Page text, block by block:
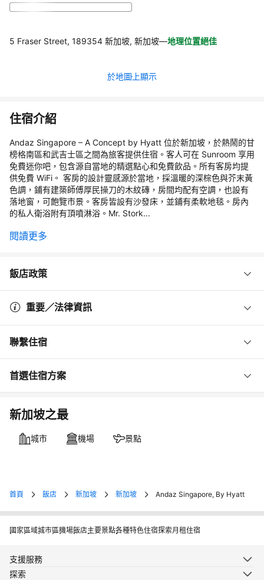
5 Fraser Street, 189354 新加坡, 新加坡—地理位置絕佳
於地圖上顯示
住宿介紹
Andaz Singapore – A Concept by Hyatt 位於新加坡，於熱鬧的甘
榜格南區和武吉士區之間為旅客提供住宿。客人可在 Sunroom 享用
免費迷你吧，包含源自當地的精選點心和免費飲品。所有客房均提
供免費 WiFi。 客房的設計靈感源於當地，採溫暖的深棕色與芥末黃
色調，鋪有建築師傅厚民操刀的木紋磚，房間均配有空調，也設有
落地窗，可飽覽市景。客房皆設有沙發床，並鋪有柔軟地毯。房內
的私人衛浴附有頂噴淋浴。Mr. Stork...
閱讀更多
飯店政策
重要／法律資訊
聯繫住宿
首選住宿方案
新加坡之最
城市 機場 景點
首頁 飯店 新加坡 新加坡 Andaz Singapore, By Hyatt
國家區域城市區機場飯店主要景點各種特色住宿探索月租住宿
支援服務
探索